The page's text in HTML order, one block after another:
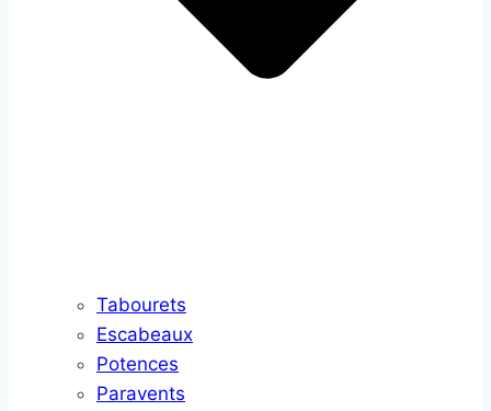
Tabourets
Escabeaux
Potences
Paravents